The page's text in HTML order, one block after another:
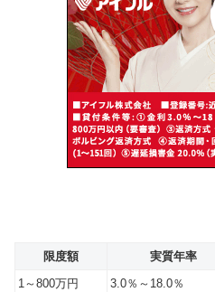
限度額 実質年率
1～800万円
3.0％～18.0％